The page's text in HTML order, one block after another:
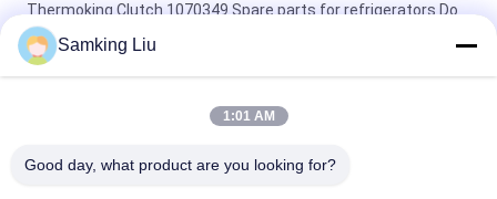
Thermoking Clutch 1070349 Spare parts for refrigerators Do
For SP Unit T-1080S T-1080R T-1000R T-880R T-1000S MD100
TS600
dezelfde hoes, T-1000M/T-1000R/T-1080Pro gebruiken
dezelfde hoes leveren we de hele set van THERMO KING
Samking Liu
1:01 AM
Good day, what product are you looking for?